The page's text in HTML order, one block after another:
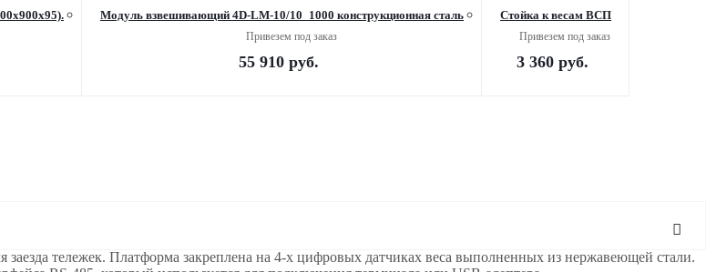
Модуль взвешивающий 4D-LM-10/10_1000 конструкционная сталь
Привезем под заказ
55 910 руб.
Стойка к весам ВСП
Привезем под заказ
3 360 руб.
тележек. Платформа закреплена на 4-х цифровых датчиках веса выполненных из нержавеющей стали.